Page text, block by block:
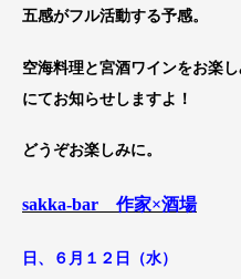
五感がフル活動する予感。
空海料理と宮酒ワインをお楽
にてお知らせしますよ！
どうぞお楽しみに。
sakka-bar 作家×酒場
日、６月１２日（水）